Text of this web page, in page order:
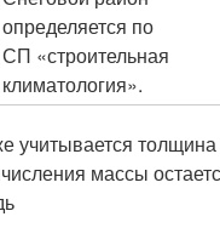
определяется по
СП «строительная
климатология».
учитывается толщина
массы